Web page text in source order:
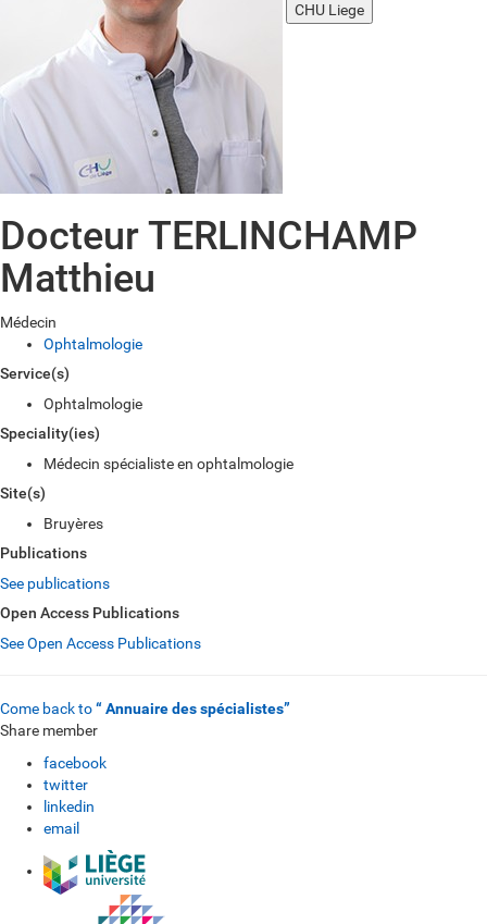
CHU Liege
Docteur TERLINCHAMP
Matthieu
Médecin
Ophtalmologie
Service(s)
Ophtalmologie
Speciality(ies)
Médecin spécialiste en ophtalmologie
Site(s)
Bruyères
Publications
See publications
Open Access Publications
See Open Access Publications
Come back to“ Annuaire des spécialistes”
Share member
facebook
twitter
linkedin
email